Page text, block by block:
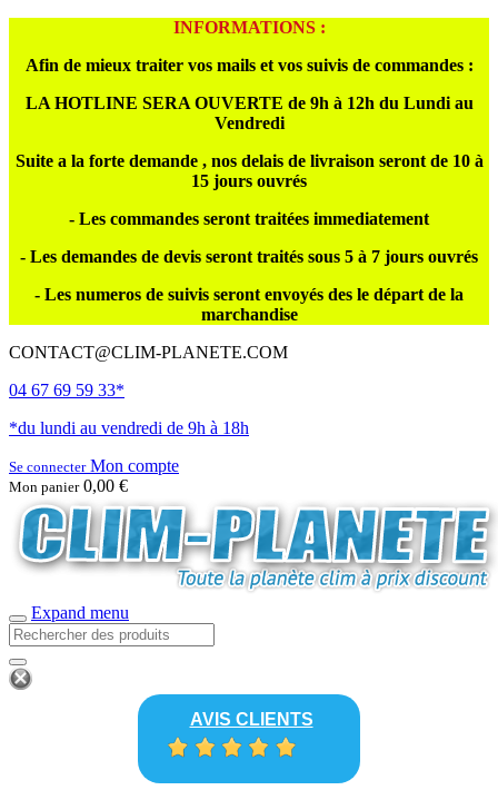
INFORMATIONS :
Afin de mieux traiter vos mails et vos suivis de commandes :
LA HOTLINE SERA OUVERTE de 9h à 12h du Lundi au
Vendredi
Suite a la forte demande , nos delais de livraison seront de 10 à
15 jours ouvrés
- Les commandes seront traitées immediatement
- Les demandes de devis seront traités sous 5 à 7 jours ouvrés
- Les numeros de suivis seront envoyés des le départ de la
marchandise
CONTACT@CLIM-PLANETE.COM
04 67 69 59 33*
*du lundi au vendredi de 9h à 18h
Se connecterMon compte
Mon panier 0,00 €
Expand menu
AVIS CLIENTS